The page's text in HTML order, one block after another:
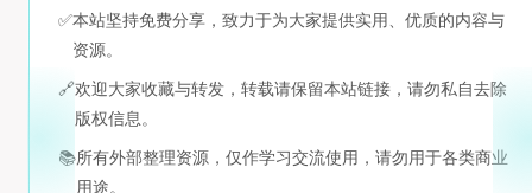
✅本站坚持免费分享，致力于为大家提供实用、优质的内容与
资源。
🔗欢迎大家收藏与转发，转载请保留本站链接，请勿私自去除
版权信息。
📚所有外部整理资源，仅作学习交流使用，请勿用于各类商业
用途。